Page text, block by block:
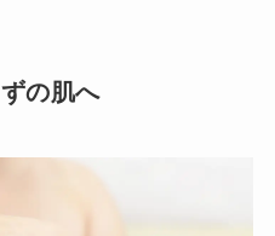
の肌へ